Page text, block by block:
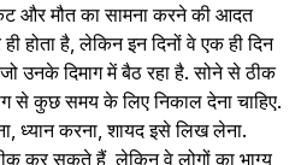
और मौत का सामना करने की आदत
होता है, लेकिन इन दिनों वे एक ही दिन
उनके दिमाग में बैठ रहा है. सोने से ठीक
से कुछ समय के लिए निकाल देना चाहिए.
ध्यान करना, शायद इसे लिख लेना.
कर सकते हैं, लेकिन वे लोगों का भाग्य